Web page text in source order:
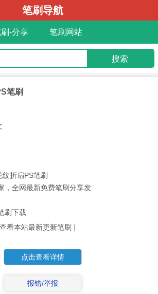
笔刷导航
-分享 笔刷网站
笔刷
纹折扇PS笔刷
，全网最新免费笔刷分享发
刷下载
看本站最新更新笔刷 ]
点击查看详情
报错/举报